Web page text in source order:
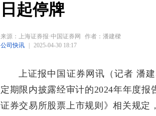
日起停牌
来源： 上海证券报·中国证券网
作者：潘建樑
公司快讯
2025-04-30 18:17
上证报中国证券网讯（记者 潘
定期限内披露经审计的2024年年度
证券交易所股票上市规则》相关规定